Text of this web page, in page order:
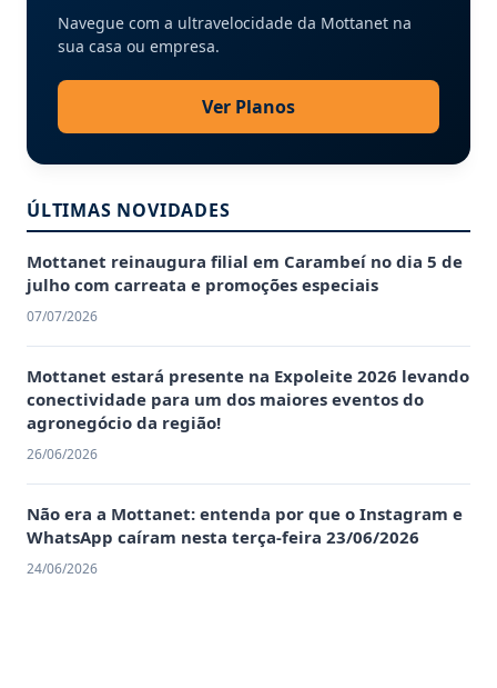
Navegue com a ultravelocidade da Mottanet na
sua casa ou empresa.
Ver Planos
ÚLTIMAS NOVIDADES
Mottanet reinaugura filial em Carambeí no dia 5 de
julho com carreata e promoções especiais
07/07/2026
Mottanet estará presente na Expoleite 2026 levando
conectividade para um dos maiores eventos do
agronegócio da região!
26/06/2026
Não era a Mottanet: entenda por que o Instagram e
WhatsApp caíram nesta terça-feira 23/06/2026
24/06/2026